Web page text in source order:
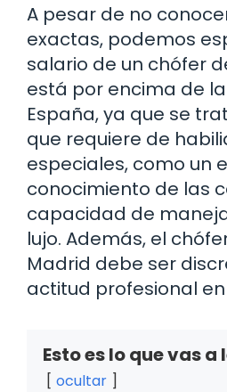
A pesar de no
exactas, podemos
salario de un chófer
está por encima de
España, ya que se
que requiere de
especiales, como un
conocimiento de las
capacidad de
lujo. Además, el
Madrid debe ser
actitud profesional
Esto es lo que vas a
ocultar